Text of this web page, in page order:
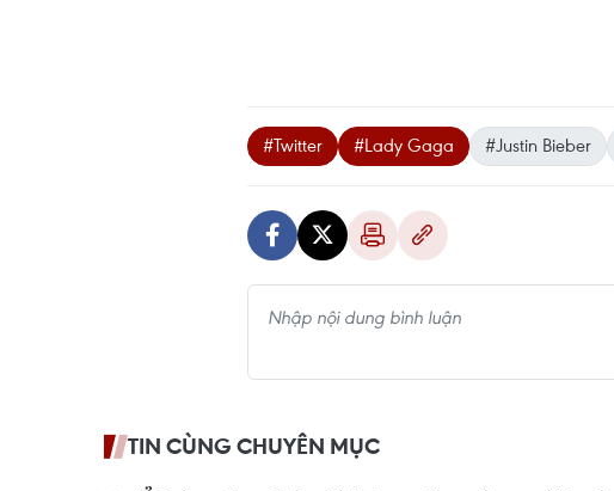
#Twitter #Lady Gaga #Justin Bieber
TIN CÙNG CHUYÊN MỤC